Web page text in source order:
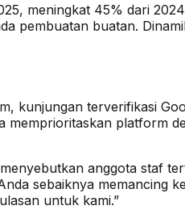
meningkat 45% dari
pembuatan buatan.
kunjungan terverifikasi
memprioritaskan platform
anggota staf
sebaiknya memancing
untuk kami.”